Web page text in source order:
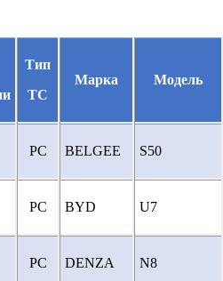
Тип
ТС
Марка Модель
PC BELGEE S50
PC BYD U7
PC DENZA N8